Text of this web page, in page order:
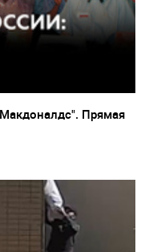
Прямая